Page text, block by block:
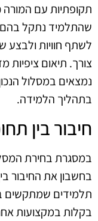
תקופתיות עם המורה
שהתלמיד נתקל בהם.
לשתף חוויות ולבצע
צורך. תיאום
נמצאים במסלול
בתהליך הלמידה.
חיבור בין
במסגרת בחירת
בחשבון את החיבור
תלמידים שמתקשים
בקלות במקצועות